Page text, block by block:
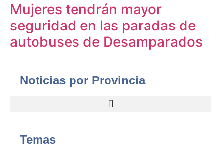
Mujeres tendrán mayor
seguridad en las paradas de
autobuses de Desamparados
Noticias por Provincia
Temas